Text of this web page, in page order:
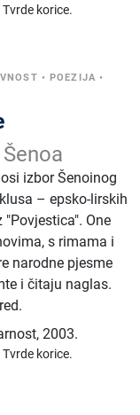
Tvrde korice.
• POEZIJA •
izbor Šenoinog
– epsko-lirskih
One
s rimama i
narodne pjesme
i čitaju naglas.
,2003.
Tvrde korice.